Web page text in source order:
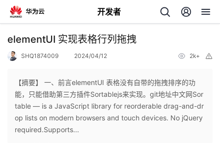
开发者
返
个
elementUI 实现表格行列拖拽
SHQ1874009 2024/04/12 2k+
【摘要】 一、前言elementUI 表格没有自带的拖拽排序的功
能，只能借助第三方插件Sortablejs来实现。git地址中文网Sor
table — is a JavaScript library for reorderable drag-and-dr
op lists on modern browsers and touch devices. No jQuery
required.Supports...